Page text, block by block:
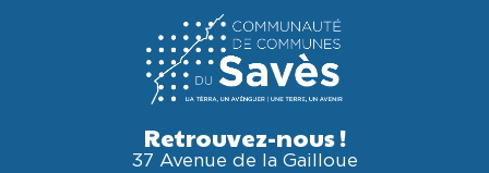
Retrouvez-nous !
37 Avenue de la Gailloue